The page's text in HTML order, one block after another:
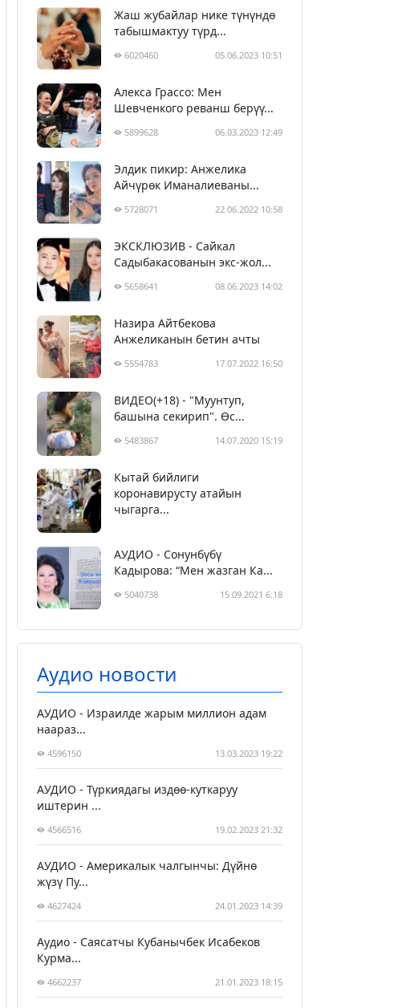
Жаш жубайлар нике түнүндө
табышмактуу түрд...
6020460 05.06.2023 10:51
Алекса Грассо: Мен
Шевченкого реванш берүү...
5899628 06.03.2023 12:49
Элдик пикир: Анжелика
Айчүрөк Иманалиеваны...
5728071 22.06.2022 10:58
ЭКСКЛЮЗИВ - Сайкал
Садыбакасованын экс-жол...
5658641 08.06.2023 14:02
Назира Айтбекова
Анжеликанын бетин ачты
5554783 17.07.2022 16:50
ВИДЕО(+18) - "Муунтуп,
башына секирип". Өс...
5483867 14.07.2020 15:19
Кытай бийлиги
коронавирусту атайын
чыгарга...
АУДИО - Сонунбүбү
Кадырова: “Мен жазган Ка...
5040738 15.09.2021 6:18
Аудио новости
АУДИО - Израилде жарым миллион адам
наараз...
4596150 13.03.2023 19:22
АУДИО - Түркиядагы издөө-куткаруу
иштерин ...
4566516 19.02.2023 21:32
АУДИО - Америкалык чалгынчы: Дүйнө
жүзү Пу...
4627424 24.01.2023 14:39
Аудио - Саясатчы Кубанычбек Исабеков
Курма...
4662237 21.01.2023 18:15